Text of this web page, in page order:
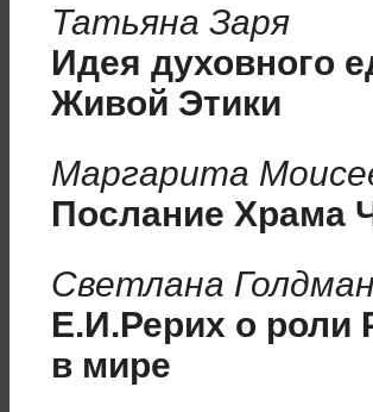
Татьяна Заря
Идея духовного
Живой Этики
Маргарита
Послание Храма
Светлана Голдман
Е.И.Рерих о роли
в мире